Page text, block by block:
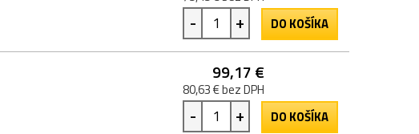
- + DO KOŠÍKA
99,17 €
80,63 € bez DPH
- + DO KOŠÍKA